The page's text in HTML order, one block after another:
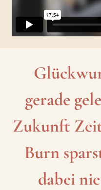
gerade
Zukunft
Burn
dabei